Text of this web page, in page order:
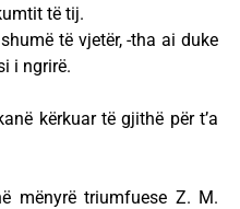
të tij.
të vjetër, -tha ai duke
i ngrirë.
kërkuar të gjithë për t’a
mënyrë triumfuese Z. M.